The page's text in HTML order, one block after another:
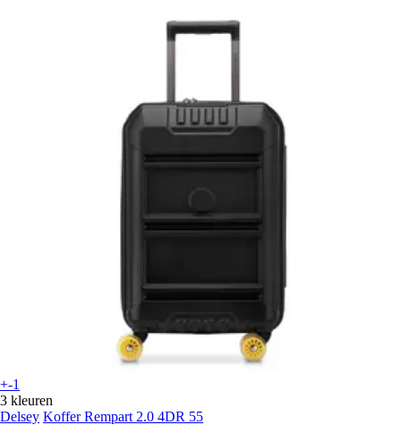
+-1
3 kleuren
Delsey Koffer Rempart 2.0 4DR 55